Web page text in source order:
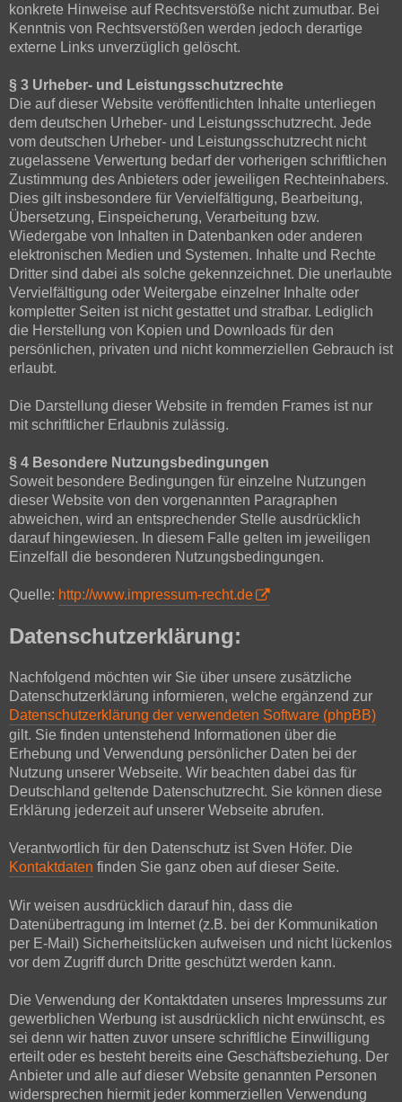
konkrete Hinweise auf Rechtsverstöße nicht zumutbar. Bei
Kenntnis von Rechtsverstößen werden jedoch derartige
externe Links unverzüglich gelöscht.
§ 3 Urheber- und Leistungsschutzrechte
Die auf dieser Website veröffentlichten Inhalte unterliegen
dem deutschen Urheber- und Leistungsschutzrecht. Jede
vom deutschen Urheber- und Leistungsschutzrecht nicht
zugelassene Verwertung bedarf der vorherigen schriftlichen
Zustimmung des Anbieters oder jeweiligen Rechteinhabers.
Dies gilt insbesondere für Vervielfältigung, Bearbeitung,
Übersetzung, Einspeicherung, Verarbeitung bzw.
Wiedergabe von Inhalten in Datenbanken oder anderen
elektronischen Medien und Systemen. Inhalte und Rechte
Dritter sind dabei als solche gekennzeichnet. Die unerlaubte
Vervielfältigung oder Weitergabe einzelner Inhalte oder
kompletter Seiten ist nicht gestattet und strafbar. Lediglich
die Herstellung von Kopien und Downloads für den
persönlichen, privaten und nicht kommerziellen Gebrauch ist
erlaubt.
Die Darstellung dieser Website in fremden Frames ist nur
mit schriftlicher Erlaubnis zulässig.
§ 4 Besondere Nutzungsbedingungen
Soweit besondere Bedingungen für einzelne Nutzungen
dieser Website von den vorgenannten Paragraphen
abweichen, wird an entsprechender Stelle ausdrücklich
darauf hingewiesen. In diesem Falle gelten im jeweiligen
Einzelfall die besonderen Nutzungsbedingungen.
Quelle: http://www.impressum-recht.de
Datenschutzerklärung:
Nachfolgend möchten wir Sie über unsere zusätzliche
Datenschutzerklärung informieren, welche ergänzend zur
Datenschutzerklärung der verwendeten Software (phpBB)
gilt. Sie finden untenstehend Informationen über die
Erhebung und Verwendung persönlicher Daten bei der
Nutzung unserer Webseite. Wir beachten dabei das für
Deutschland geltende Datenschutzrecht. Sie können diese
Erklärung jederzeit auf unserer Webseite abrufen.
Verantwortlich für den Datenschutz ist Sven Höfer. Die
Kontaktdaten finden Sie ganz oben auf dieser Seite.
Wir weisen ausdrücklich darauf hin, dass die
Datenübertragung im Internet (z.B. bei der Kommunikation
per E-Mail) Sicherheitslücken aufweisen und nicht lückenlos
vor dem Zugriff durch Dritte geschützt werden kann.
Die Verwendung der Kontaktdaten unseres Impressums zur
gewerblichen Werbung ist ausdrücklich nicht erwünscht, es
sei denn wir hatten zuvor unsere schriftliche Einwilligung
erteilt oder es besteht bereits eine Geschäftsbeziehung. Der
Anbieter und alle auf dieser Website genannten Personen
widersprechen hiermit jeder kommerziellen Verwendung